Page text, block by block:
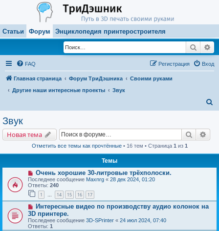
Статьи Форум Энциклопедия принтеростроителя
Поиск
FAQ Вход
Регистрация
Главная страница Форум ТриДэшника
Своими руками
Другие наши интересные проекты
Звук
Звук
Новая тема Поиск
Отметить все темы как прочтённые• 16 тем • Страница 1 из 1
Темы
Очень хорошие 30-литровые трёхполоски.
Последнее сообщение Maxnrg « 28 дек 2024, 01:20
Ответы: 240
1 … 14 15 16 17
Интересные видео по производству аудио колонок на
3D принтере.
Последнее сообщение 3D-SPrinter « 24 июл 2024, 07:40
Ответы: 1